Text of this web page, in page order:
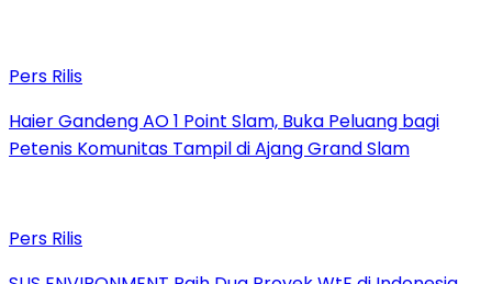
Pers Rilis
Haier Gandeng AO 1 Point Slam, Buka Peluang bagi
Petenis Komunitas Tampil di Ajang Grand Slam
Pers Rilis